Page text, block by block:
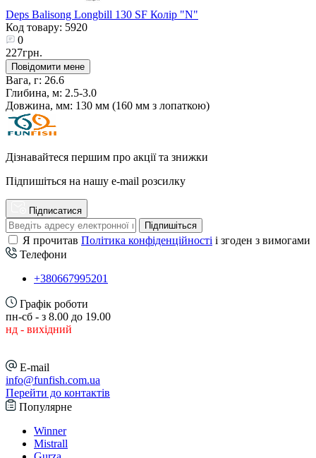
Deps Balisong Longbill 130 SF Колір "N"
Код товару: 5920
0
227грн.
Повідомити мене
Вага, г: 26.6
Глибина, м: 2.5-3.0
Довжина, мм: 130 мм (160 мм з лопаткою)
Дізнавайтеся першим про акції та знижки
Підпишіться на нашу e-mail розсилку
Підписатися
Підпишіться
Я прочитав Політика конфіденційності і згоден з вимогами
Телефони
+380667995201
Графік роботи
пн-сб - з 8.00 до 19.00
нд - вихідний
E-mail
info@funfish.com.ua
Перейти до контактів
Популярне
Winner
Mistrall